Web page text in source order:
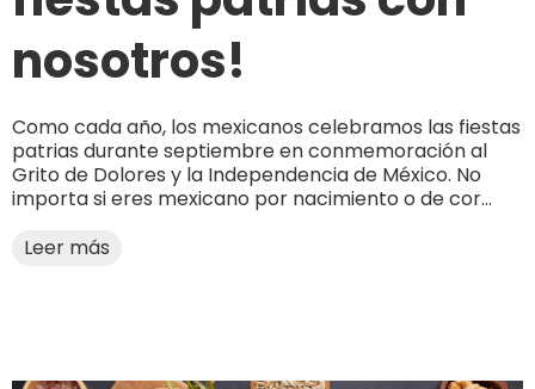
nosotros!
Como cada año, los mexicanos celebramos las fiestas
patrias durante septiembre en conmemoración al
Grito de Dolores y la Independencia de México. No
importa si eres mexicano por nacimiento o de cor...
Leer más